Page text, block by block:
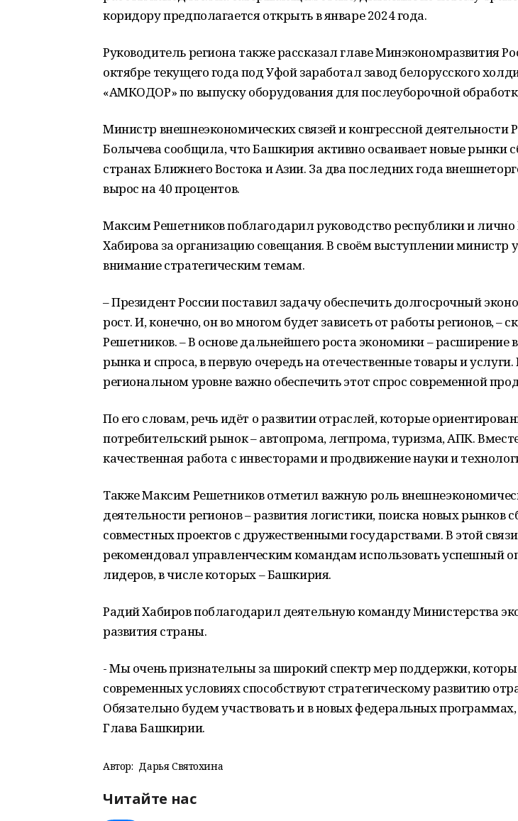
коридору предполагается открыть в январе 2024 года.
Руководитель региона также рассказал главе Минэкономразвития
октябре текущего года под Уфой заработал завод белорусского
«АМКОДОР» по выпуску оборудования для послеуборочной
Министр внешнеэкономических связей и конгрессной деятельности
Болычева сообщила, что Башкирия активно осваивает новые рынки
странах Ближнего Востока и Азии. За два последних года
вырос на 40 процентов.
Максим Решетников поблагодарил руководство республики и лично
Хабирова за организацию совещания. В своём выступлении министр
внимание стратегическим темам.
– Президент России поставил задачу обеспечить долгосрочный
рост. И, конечно, он во многом будет зависеть от работы регионов, –
Решетников. – В основе дальнейшего роста экономики – расширение
рынка и спроса, в первую очередь на отечественные товары и услуги.
региональном уровне важно обеспечить этот спрос современной
По его словам, речь идёт о развитии отраслей, которые
потребительский рынок – автопрома, легпрома, туризма, АПК.
качественная работа с инвесторами и продвижение науки и
Также Максим Решетников отметил важную роль
деятельности регионов – развития логистики, поиска новых рынков
совместных проектов с дружественными государствами. В этой
рекомендовал управленческим командам использовать успешный
лидеров, в числе которых – Башкирия.
Радий Хабиров поблагодарил деятельную команду Министерства
развития страны.
- Мы очень признательны за широкий спектр мер поддержки,
современных условиях способствуют стратегическому развитию
Обязательно будем участвовать и в новых федеральных
Глава Башкирии.
Автор: Дарья Святохина
Читайте нас